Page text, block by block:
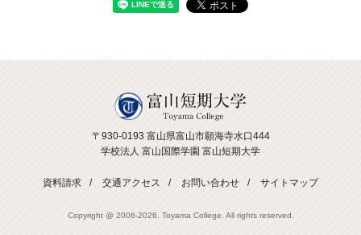
〒930-0193 富山県富山市願海寺水口444
学校法人 富山国際学園 富山短期大学
資料請求 交通アクセス お問い合わせ サイトマップ
Copyright @ 2006-2026. Toyama College. All rights reserved.